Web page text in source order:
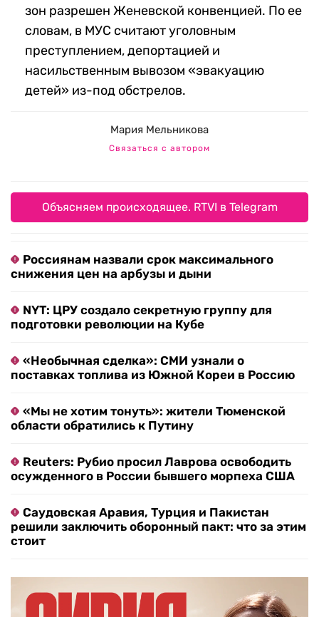
зон разрешен Женевской конвенцией. По ее
словам, в МУС считают уголовным
преступлением, депортацией и
насильственным вывозом «эвакуацию
детей» из-под обстрелов.
Мария Мельникова
Связаться с автором
Объясняем происходящее. RTVI в Telegram
Россиянам назвали срок максимального
снижения цен на арбузы и дыни
NYT: ЦРУ создало секретную группу для
подготовки революции на Кубе
«Необычная сделка»: СМИ узнали о
поставках топлива из Южной Кореи в Россию
«Мы не хотим тонуть»: жители Тюменской
области обратились к Путину
Reuters: Рубио просил Лаврова освободить
осужденного в России бывшего морпеха США
Саудовская Аравия, Турция и Пакистан
решили заключить оборонный пакт: что за этим
стоит